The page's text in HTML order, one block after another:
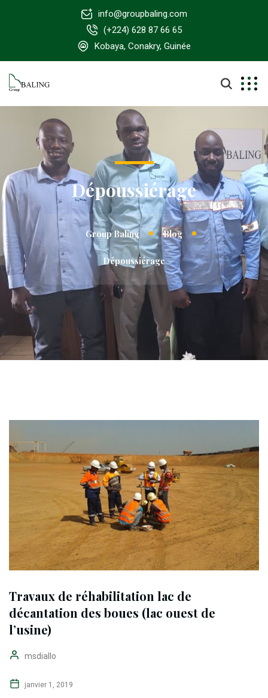
info@groupbaling.com
(+224) 628 87 66 65
Kobaya, Conakry, Guinée
Dépoussiérage
Group Baling Blog
Dépoussiérage
Travaux de réhabilitation lac de
décantation des boues (lac ouest de
l’usine)
msdiallo
janvier 1, 2019